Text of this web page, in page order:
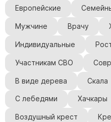
Скульптуры
Европейские
Мужчине Врачу
Индивидуальные
Участникам СВО
В виде дерева Скала
С лебедями Хачкары
Воздушный крест